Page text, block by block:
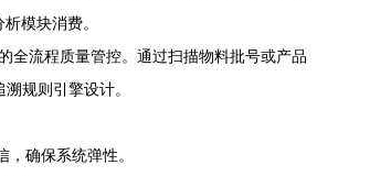
模块消费。
全流程质量管控。通过扫描物料批号或产品
规则引擎设计。
确保系统弹性。